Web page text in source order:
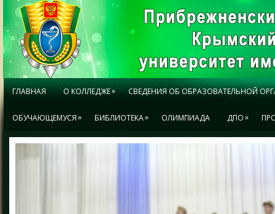
ГЛАВНАЯ О КОЛЛЕДЖЕ» СВЕДЕНИЯ ОБ ОБРАЗОВАТЕЛЬНОЙ
ОБУЧАЮЩЕМУСЯ» БИБЛИОТЕКА» ОЛИМПИАДА ДПО»